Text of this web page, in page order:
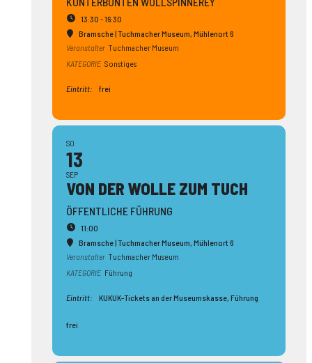
13:30 - 16:30
Bramsche | Tuchmacher Museum, Mühlenort 6
Veranstalter Tuchmacher Museum
KATEGORIE Sonstiges
Eintritt: frei
SO
13
SEP
VON DER WOLLE ZUM TUCH
ÖFFENTLICHE FÜHRUNG
11:00
Bramsche | Tuchmacher Museum, Mühlenort 6
Veranstalter Tuchmacher Museum
KATEGORIE Führung
Eintritt: KUKUK-Tickets an der Museumskasse, Führung
frei